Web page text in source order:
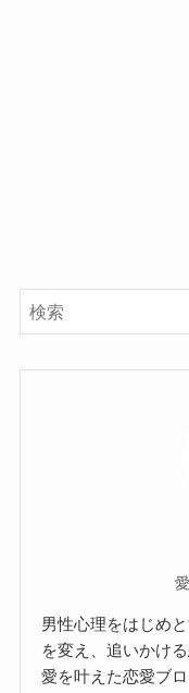
男性心理をはじめ
を変え、追いかけ
愛を叶えた恋愛ブロ